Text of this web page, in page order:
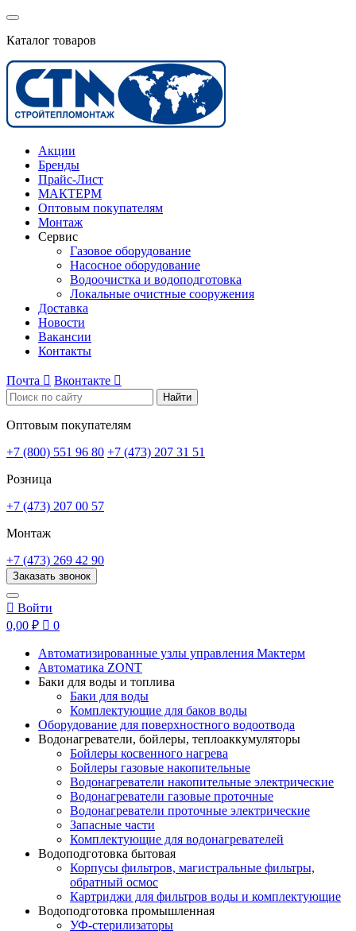
Каталог товаров
Акции
Бренды
Прайс-Лист
МАКТЕРМ
Оптовым покупателям
Монтаж
Сервис
Газовое оборудование
Насосное оборудование
Водоочистка и водоподготовка
Локальные очистные сооружения
Доставка
Новости
Вакансии
Контакты
Почта  Вконтакте 
Найти
Оптовым покупателям
+7 (800) 551 96 80 +7 (473) 207 31 51
Розница
+7 (473) 207 00 57
Монтаж
+7 (473) 269 42 90
Заказать звонок
 Войти
0,00 ₽  0
Автоматизированные узлы управления Мактерм
Автоматика ZONT
Баки для воды и топлива
Баки для воды
Комплектующие для баков воды
Оборудование для поверхностного водоотвода
Водонагреватели, бойлеры, теплоаккумуляторы
Бойлеры косвенного нагрева
Бойлеры газовые накопительные
Водонагреватели накопительные электрические
Водонагреватели газовые проточные
Водонагреватели проточные электрические
Запасные части
Комплектующие для водонагревателей
Водоподготовка бытовая
Корпусы фильтров, магистральные фильтры,
обратный осмос
Картриджи для фильтров воды и комплектующие
Водоподготовка промышленная
УФ-стерилизаторы